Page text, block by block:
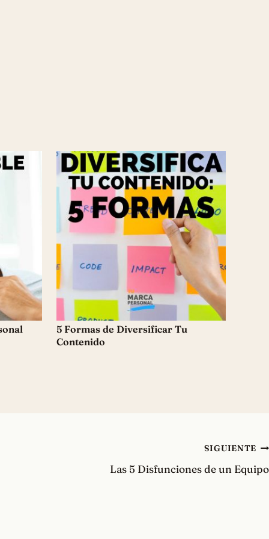
5 Formas de Diversificar Tu
Contenido
SIGUIENTE
Las 5 Disfunciones de un Equipo